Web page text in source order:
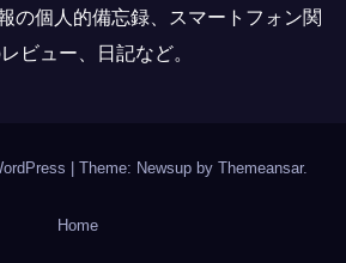
の個人的備忘録、スマートフォン関
ビュー、日記など。
| Theme: Newsup by Themeansar.
Home